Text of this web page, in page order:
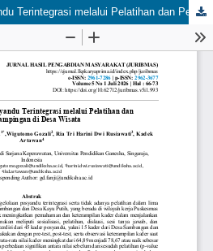
Penguatan Kader Posyandu Terintegrasi melalui Pelatihan dan Pendampingan di Desa Wisata